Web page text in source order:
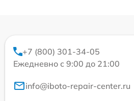
+7 (800) 301-34-05
Ежедневно с 9:00 до 21:00
info@iboto-repair-center.ru